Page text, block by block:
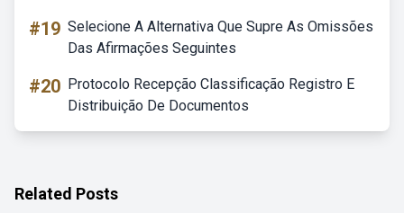
#19 Selecione A Alternativa Que Supre As Omissões
Das Afirmações Seguintes
#20 Protocolo Recepção Classificação Registro E
Distribuição De Documentos
Related Posts